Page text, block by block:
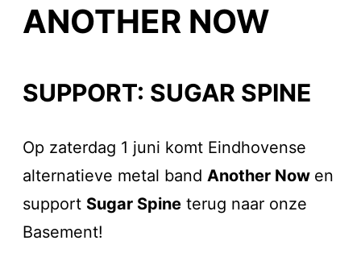
ANOTHER NOW
SUPPORT: SUGAR SPINE
Op zaterdag 1 juni komt Eindhovense
alternatieve metal band Another Now en
support Sugar Spine terug naar onze
Basement!